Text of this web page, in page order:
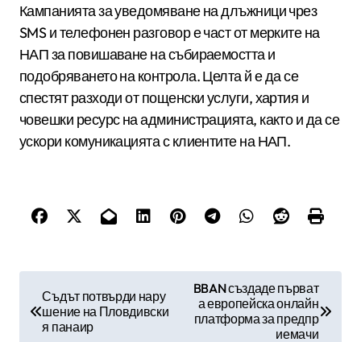
Кампанията за уведомяване на длъжници чрез
SMS и телефонен разговор е част от мерките на
НАП за повишаване на събираемостта и
подобряването на контрола. Целта й е да се
спестят разходи от пощенски услуги, хартия и
човешки ресурс на администрацията, както и да се
ускори комуникацията с клиентите на НАП.
Съдът потвърди нару
шение на Пловдивски
я панаир
BBAN създаде първат
а европейска онлайн
платформа за предпр
иемачи